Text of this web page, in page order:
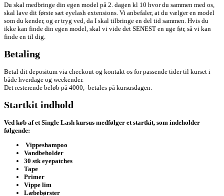
Du skal medbringe din egen model på 2. dagen kl 10 hvor du sammen med os,
skal lave dit første sæt eyelash extensions. Vi anbefaler, at du vælger en model
som du kender, og er tryg ved, da I skal tilbringe en del tid sammen. Hvis du
ikke kan finde din egen model, skal vi vide det SENEST en uge før, så vi kan
finde en til dig.
Betaling
Betal dit depositum via checkout og kontakt os for passende tider til kurset i
både hverdage og weekender.
Det resterende beløb på 4000,- betales på kursusdagen.
Startkit indhold
Ved køb af et Single Lash kursus medfølger et startkit, som indeholder
følgende:
Vippeshampoo
Vandbeholder
30 stk eyepatches
Tape
Primer
Vippe lim
Læbebørster